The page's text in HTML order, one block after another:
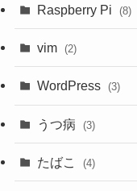
Raspberry Pi (8)
vim (2)
WordPress (3)
うつ病 (3)
たばこ (4)